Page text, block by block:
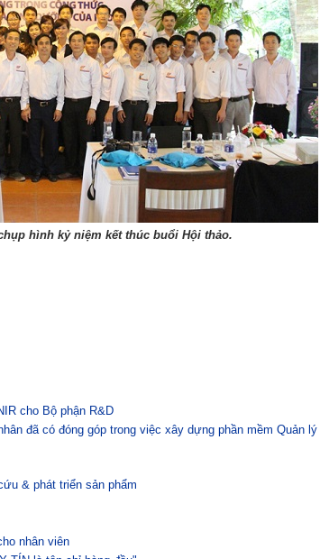
hình kỷ niệm kết thúc buổi Hội thảo.
cho Bộ phận R&D
đã có đóng góp trong việc xây dựng phần mềm Quản lý
& phát triển sản phẩm
nhân viên